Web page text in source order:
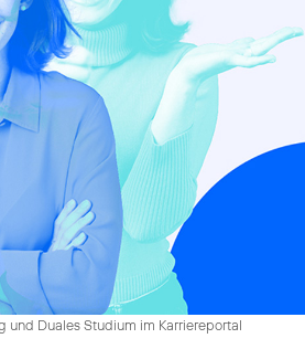
und Duales Studium im Karriereportal